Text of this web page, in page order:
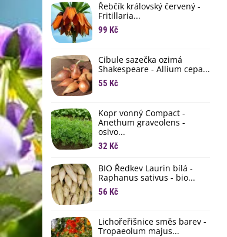
Řebčík královský červený -
Fritillaria...
99 Kč
Cibule sazečka ozimá
Shakespeare - Allium cepa...
55 Kč
Kopr vonný Compact -
Anethum graveolens -
osivo...
32 Kč
BIO Ředkev Laurin bílá -
Raphanus sativus - bio...
56 Kč
Lichořeřišnice směs barev -
Tropaeolum majus...